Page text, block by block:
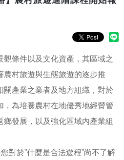
觀條件以及文化資產，其區域之
農村旅遊與生態旅遊的逐步推
關產業之業者及地方組織，對於
，為培養農村在地優秀地經營管
發展，以及強化區域內產業組
對於”什麼是合法遊程”尚不了解